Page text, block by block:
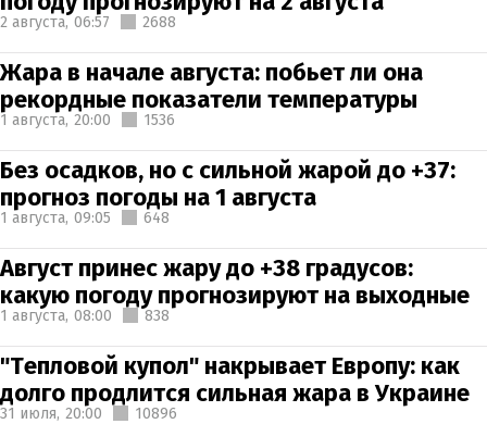
2 августа, 06:57 2688
Жара в начале августа: побьет ли она
рекордные показатели температуры
1 августа, 20:00 1536
Без осадков, но с сильной жарой до +37:
прогноз погоды на 1 августа
1 августа, 09:05 648
Август принес жару до +38 градусов:
какую погоду прогнозируют на выходные
1 августа, 08:00 838
"Тепловой купол" накрывает Европу: как
долго продлится сильная жара в Украине
31 июля, 20:00 10896